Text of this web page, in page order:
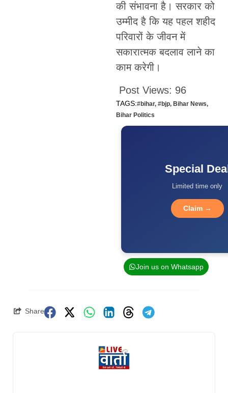
की संभावना है। सरकार को
उम्मीद है कि यह पहल शहीद
परिवारों के जीवन में
सकारात्मक बदलाव लाने का
काम करेगी।
Post Views: 96
TAGS:#bihar, #bjp, Bihar News,
Bihar Politics
Special
Limited time only
Claim →
Join us on Whatsapp
Share